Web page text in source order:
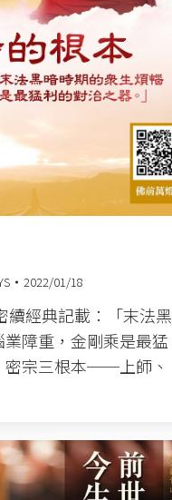
2022/01/18
續經典記載：「末法黑
障重，金剛乘是最猛
密宗三根本──上師、